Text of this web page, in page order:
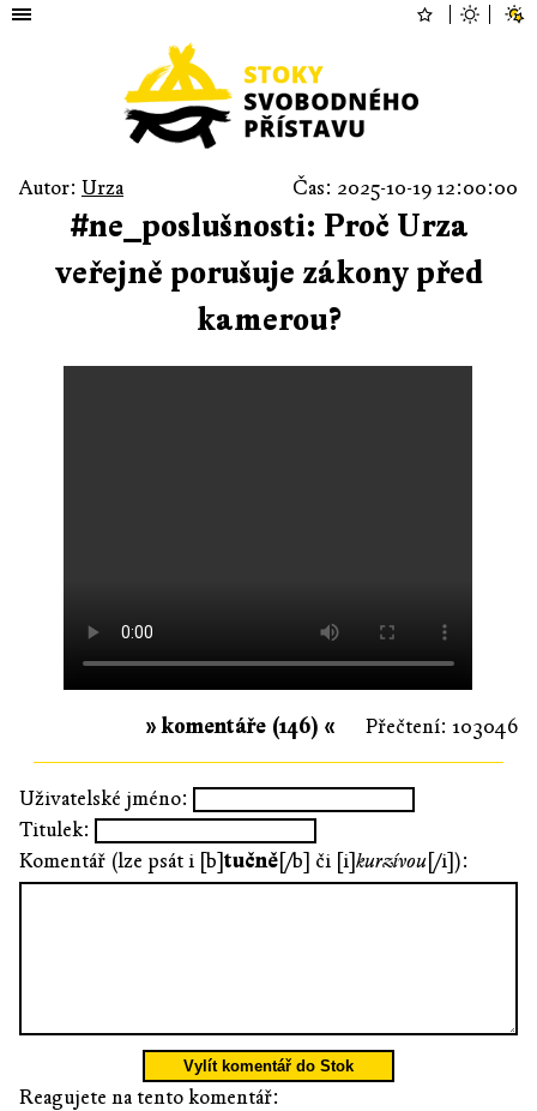
Autor: Urza Čas: 2025-10-19 12:00:00
#ne_poslušnosti: Proč Urza
veřejně porušuje zákony před
kamerou?
Přečtení: 103046
» komentáře (146) «
Uživatelské jméno:
Titulek:
Komentář (lze psát i [b]tučně[/b] či [i]kurzívou[/i]):
Vylít komentář do Stok
Reagujete na tento komentář: